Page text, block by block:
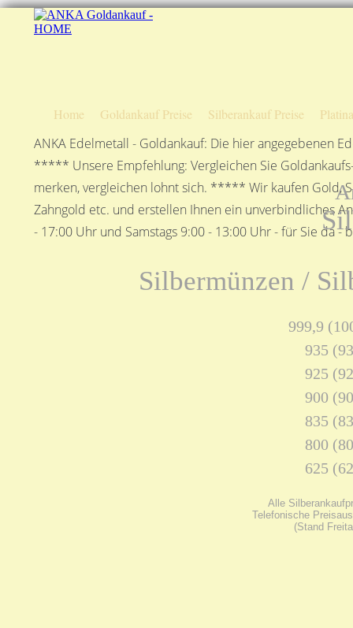
Home Goldankauf Preise Silberankauf Preise
ANKA Edelmetall - Goldankauf: Die hier angegebenen
***** Unsere Empfehlung: Vergleichen Sie
merken, vergleichen lohnt sich. ***** Wir kaufen Gold,
Zahngold etc. und erstellen Ihnen ein unverbindliches
- 17:00 Uhr und Samstags 9:00 - 13:00 Uhr - für Sie
Silbermünzen /
999,9
935
925
900
835
800
625
Alle
Telefonische
(Stand